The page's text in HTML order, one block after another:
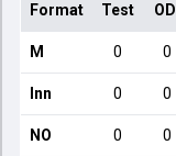
Format Test ODI
M 0 0
Inn 0 0
NO 0 0